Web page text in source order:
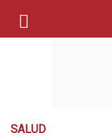
SALUD